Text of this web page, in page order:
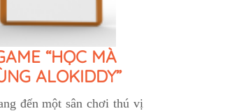
“HỌC MÀ
ALOKIDDY”
đến một sân chơi thú vị